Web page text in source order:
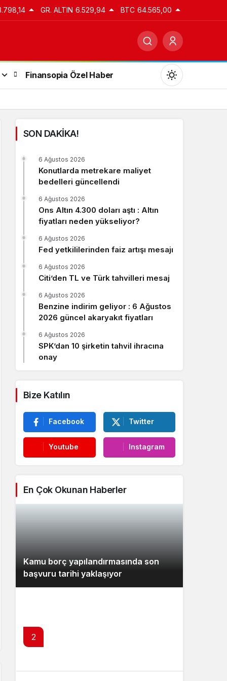
GR. ALTIN 6.529,94 BTC 64.565,00
Finansopia Özel Haber
Gündüz modunu seçin.
Gece Modu
Gece modunu seçin.
Sistem Modu
Sistem modunu seçin.
SON DAKİKA!
Konutlarda metrekare maliyet
bedelleri güncellendi
6 Ağustos 2026
Ons Altın 4.300 doları aştı : Altın
fiyatları neden yükseliyor?
6 Ağustos 2026
Fed yetkililerinden faiz artışı mesajı
6 Ağustos 2026
Citi’den TL ve Türk tahvilleri mesaj
6 Ağustos 2026
Benzine indirim geliyor : 6 Ağustos
2026 güncel akaryakıt fiyatları
6 Ağustos 2026
SPK’dan 10 şirketin tahvil ihracına
onay
6 Ağustos 2026
Bize Katılın
Facebook Twitter
Youtube Instagram
En Çok Okunan Haberler
Kamu borç yapılandırmasında son
başvuru tarihi yaklaşıyor
2